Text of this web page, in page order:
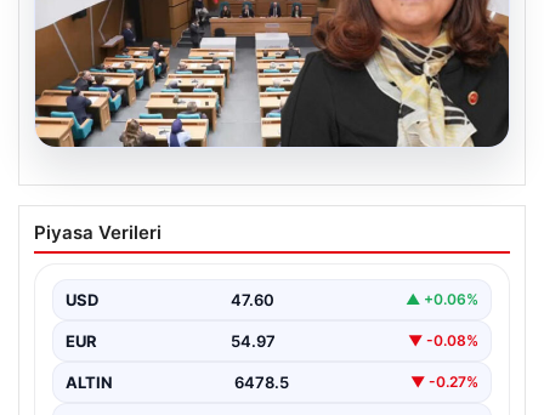
Üsküdar Belediyesi’nde başkanvekili
Sibel Tan Çetinkaya oldu
Tan Çetinkaya Seçildi”, “content”: “ Üsküdar
Belediyesi’nde önemli…
Piyasa Verileri
USD 47.60 ▲ +0.06%
EUR 54.97 ▼ -0.08%
ALTIN 6478.5 ▼ -0.27%